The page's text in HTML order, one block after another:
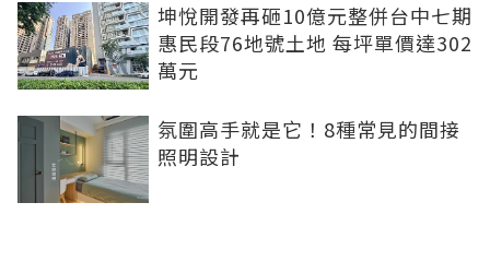
坤悅開發再砸10億元整併台中七期
惠民段76地號土地 每坪單價達302
萬元
氛圍高手就是它！8種常見的間接
照明設計